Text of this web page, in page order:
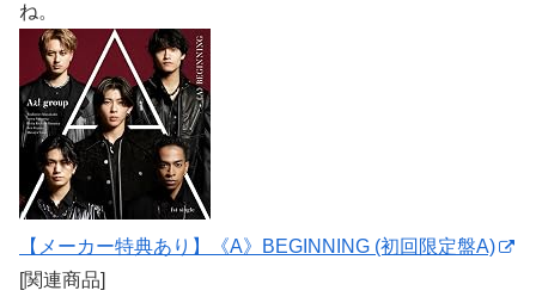
ね。
【メーカー特典あり】《A》BEGINNING (初回限定盤A)
[関連商品]